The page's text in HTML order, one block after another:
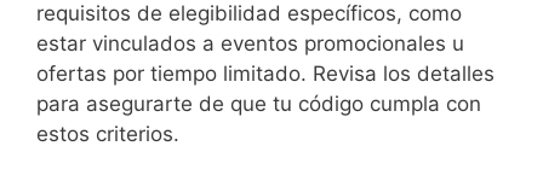
requisitos de elegibilidad específicos, como
estar vinculados a eventos promocionales u
ofertas por tiempo limitado. Revisa los detalles
para asegurarte de que tu código cumpla con
estos criterios.